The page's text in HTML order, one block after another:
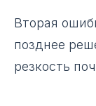
Вторая
позднее
резкость